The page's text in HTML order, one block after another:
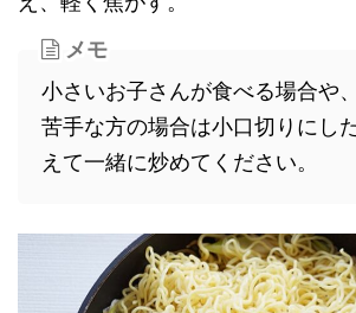
メモ
小さいお子さんが食べる場合や
苦手な方の場合は小口切りにし
えて一緒に炒めてください。